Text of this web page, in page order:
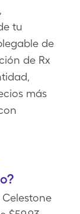
tu
de
de Rx
más